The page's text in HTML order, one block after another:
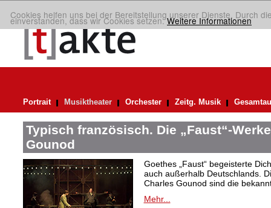
Cookies helfen uns bei der Bereitstellung unserer Dienste. Durch
einverstanden, dass wir Cookies setzen.Weitere Informationen
Portrait Musiktheater Orchester Zeitg. Musik
Typisch französisch. Die „Faust“-
Gounod
Goethes „Faust“ begeisterte
auch außerhalb Deutschlands.
Charles Gounod sind die
Mehr...